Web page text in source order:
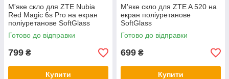
М'яке скло для ZTE Nubia
Red Magic 6s Pro на екран
поліуретанове SoftGlass
Готово до відправки
799 ₴
Купити
М'яке скло для ZTE A 520 на
екран поліуретанове
SoftGlass
Готово до відправки
699 ₴
Купити